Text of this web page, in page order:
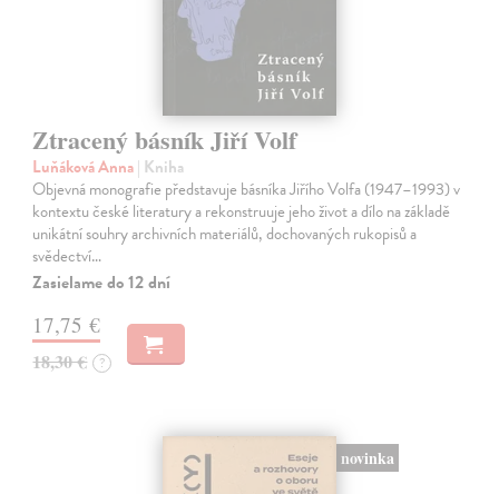
Ztracený básník Jiří Volf
Luňáková Anna| Kniha
Objevná monografie představuje básníka Jiřího Volfa (1947–1993) v
kontextu české literatury a rekonstruuje jeho život a dílo na základě
unikátní souhry archivních materiálů, dochovaných rukopisů a
svědectví…
Zasielame do 12 dní
17,75 €
18,30 € ?
novinka